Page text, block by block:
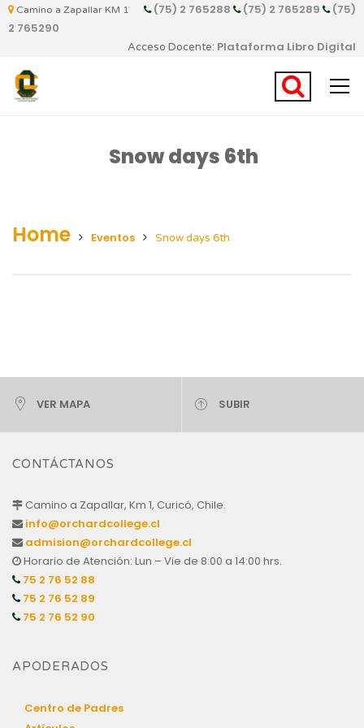
Camino a Zapallar KM 1 (75) 2 765288 (75) 2 765289
(75)
2 765290
Acceso Docente: Plataforma Libro Digital
Snow days 6th
Home Eventos Snow days 6th
VER MAPA SUBIR
CONTÁCTANOS
Camino a Zapallar, Km 1, Curicó, Chile.
info@orchardcollege.cl
admision@orchardcollege.cl
Horario de Atención: Lun – Vie de 8:00 a 14:00 hrs.
75 2 76 52 88
75 2 76 52 89
75 2 76 52 90
APODERADOS
Centro de Padres